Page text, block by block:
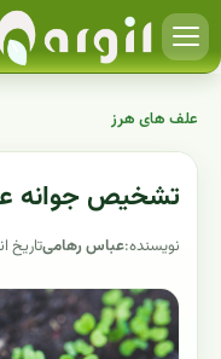
علف های هرز
تشخیص جوانه
نویسنده:عباس رهامیتاریخ